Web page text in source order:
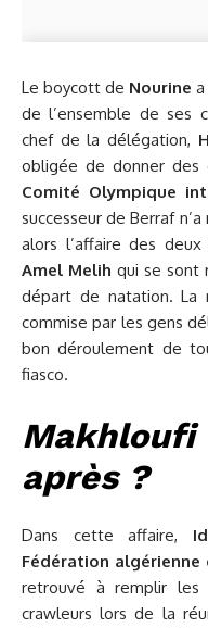
Le boycott de Nourine
de l’ensemble de ses
chef de la délégation,
obligée de donner des
Comité Olympique
successeur de Berraf
alors l’affaire des deux
Amel Melih qui se sont
départ de natation. La
commise par les gens
bon déroulement de
fiasco.
après ?
Dans cette affaire,
Fédération algérienne
retrouvé à remplir les
crawleurs lors de la